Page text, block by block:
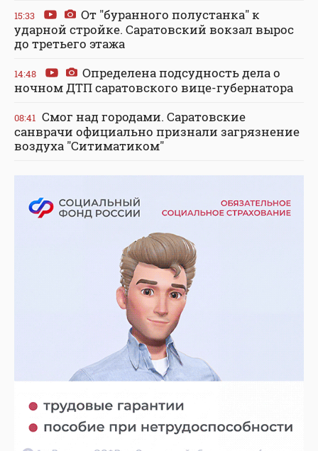
15:33
От "буранного полустанка" к
ударной стройке. Саратовский вокзал вырос
до третьего этажа
14:48
Определена подсудность дела о
ночном ДТП саратовского вице-губернатора
08:41 Смог над городами. Саратовские
санврачи официально признали загрязнение
воздуха "Ситиматиком"